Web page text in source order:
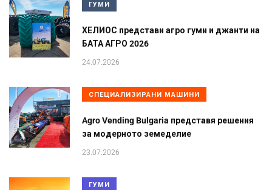
ГУМИ
ХЕЛИОС представи агро гуми и джанти на
БАТА АГРО 2026
24.07.2026
СПЕЦИАЛИЗИРАНИ МАШИНИ
Agro Vending Bulgaria представя решения
за модерното земеделие
23.07.2026
ГУМИ